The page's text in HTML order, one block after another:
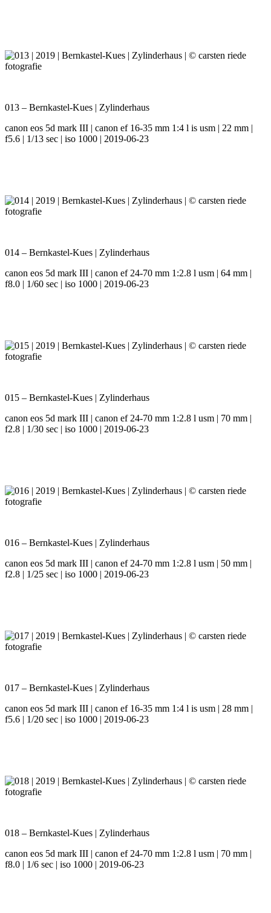
013 – Bernkastel-Kues | Zylinderhaus
canon eos 5d mark III | canon ef 16-35 mm 1:4 l is usm | 22 mm |
f5.6 | 1/13 sec | iso 1000 | 2019-06-23
014 – Bernkastel-Kues | Zylinderhaus
canon eos 5d mark III | canon ef 24-70 mm 1:2.8 l usm | 64 mm |
f8.0 | 1/60 sec | iso 1000 | 2019-06-23
015 – Bernkastel-Kues | Zylinderhaus
canon eos 5d mark III | canon ef 24-70 mm 1:2.8 l usm | 70 mm |
f2.8 | 1/30 sec | iso 1000 | 2019-06-23
016 – Bernkastel-Kues | Zylinderhaus
canon eos 5d mark III | canon ef 24-70 mm 1:2.8 l usm | 50 mm |
f2.8 | 1/25 sec | iso 1000 | 2019-06-23
017 – Bernkastel-Kues | Zylinderhaus
canon eos 5d mark III | canon ef 16-35 mm 1:4 l is usm | 28 mm |
f5.6 | 1/20 sec | iso 1000 | 2019-06-23
018 – Bernkastel-Kues | Zylinderhaus
canon eos 5d mark III | canon ef 24-70 mm 1:2.8 l usm | 70 mm |
f8.0 | 1/6 sec | iso 1000 | 2019-06-23